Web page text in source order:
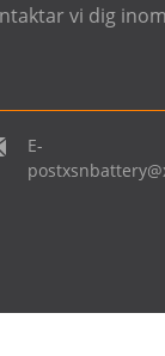
vi dig
E-
post